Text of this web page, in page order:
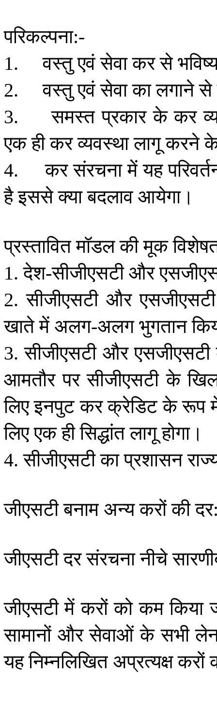
परिकल्पना:-
1.वस्तुएवंसेवाकरसे
2.वस्तुएवंसेवाकालगानेसे
3.समस्त प्रकार के कर
एकहीकरव्यवस्थालागूकरने
4.कर संरचना में यह
हैइससेक्याबदलावआयेगा।
प्रस्तावितमॉडलकीमूक
1.देश-सीजीएसटीऔर
2.सीजीएसटी और एसजीएसटी
खातेमें अलग-अलगभुगतान
3.सीजीएसटी और एसजीएसटी
आमतौर पर सीजीएसटी के
लिएइनपुटकरक्रेडिटकेरूप
लिएएकहीसिद्धांतलागूहोगा।
4.सीजीएसटीकाप्रशासन
जीएसटीबनाम अन्यकरोंकीदर
जीएसटीदरसंरचनानीचे
जीएसटी में करों को कम किया
सामानों और सेवाओं के सभी
यहनिम्नलिखित अप्रत्यक्षकरों